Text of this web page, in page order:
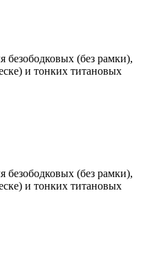
безободковых (без рамки),
и тонких титановых
безободковых (без рамки),
и тонких титановых